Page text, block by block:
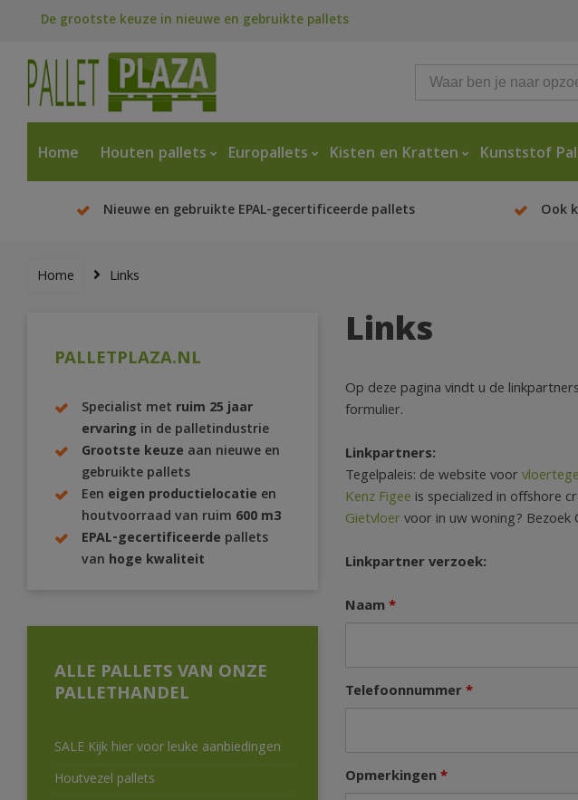
De grootste keuze in nieuwe en gebruikte pallets
Home Houten pallets Europallets Kisten en Kratten Kunststof
Nieuwe en gebruikte EPAL-gecertificeerde pallets Ook
Home Links
Links
Op deze pagina vindt u de
formulier.
Linkpartners:
Tegelpaleis: de website voor
Kenz Figee is specialized in offshore
Gietvloervoor in uw woning? Bezoek
Linkpartner verzoek:
Naam*
Telefoonnummer*
Opmerkingen*
PALLETPLAZA.NL
Specialist met ruim 25 jaar
ervaring in de palletindustrie
Grootste keuze aan nieuwe en
gebruikte pallets
Een eigen productielocatie en
houtvoorraad van ruim 600 m3
EPAL-gecertificeerde pallets
van hoge kwaliteit
ALLE PALLETS VAN ONZE
PALLETHANDEL
SALE Kijk hier voor leuke aanbiedingen
Houtvezel pallets